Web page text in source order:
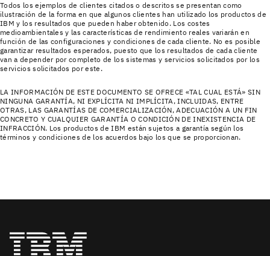
Todos los ejemplos de clientes citados o descritos se presentan como
ilustración de la forma en que algunos clientes han utilizado los productos de
IBM y los resultados que pueden haber obtenido. Los costes
medioambientales y las características de rendimiento reales variarán en
función de las configuraciones y condiciones de cada cliente. No es posible
garantizar resultados esperados, puesto que los resultados de cada cliente
van a depender por completo de los sistemas y servicios solicitados por los
servicios solicitados por este.
LA INFORMACIÓN DE ESTE DOCUMENTO SE OFRECE «TAL CUAL ESTÁ» SIN
NINGUNA GARANTÍA, NI EXPLÍCITA NI IMPLÍCITA, INCLUIDAS, ENTRE
OTRAS, LAS GARANTÍAS DE COMERCIALIZACIÓN, ADECUACIÓN A UN FIN
CONCRETO Y CUALQUIER GARANTÍA O CONDICIÓN DE INEXISTENCIA DE
INFRACCIÓN. Los productos de IBM están sujetos a garantía según los
términos y condiciones de los acuerdos bajo los que se proporcionan.